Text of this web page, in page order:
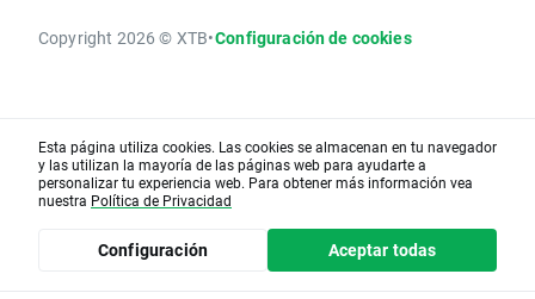
Copyright 2026 © XTB•Configuración de cookies
Esta página utiliza cookies. Las cookies se almacenan en tu navegador
y las utilizan la mayoría de las páginas web para ayudarte a
personalizar tu experiencia web. Para obtener más información vea
nuestra Política de Privacidad
Configuración Aceptar todas